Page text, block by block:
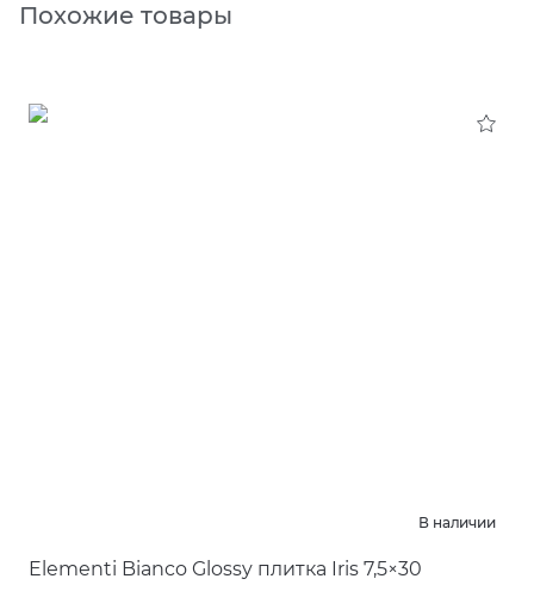
Похожие товары
В наличии
Elementi Bianco Glossy плитка Iris 7,5×30